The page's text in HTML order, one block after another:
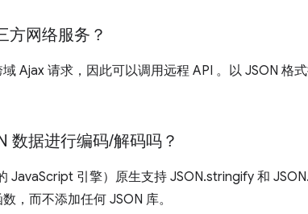
方网络服务？
Ajax 请求，因此可以调用远程 API 。以 JSON 格
数据进行编码/解码吗？
JavaScript 引擎）原生支持 JSON.stringify 和
，而不添加任何 JSON 库。